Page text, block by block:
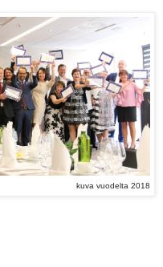
kuva vuodelta 2018